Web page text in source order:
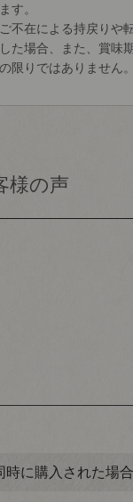
す。
不在による持戻りや
た場合、また、賞味
限りではありません。
時に購入された場合